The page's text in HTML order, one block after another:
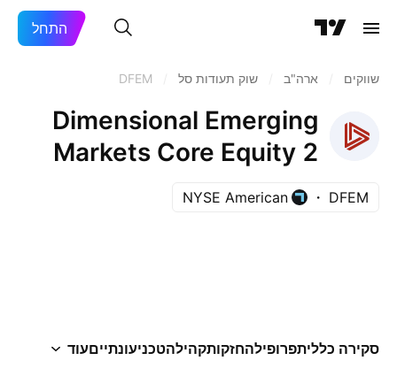
התחל
שווקים ארה"ב‏ שוק תעודות סל DFEM
Dimensional Emerging
Markets Core Equity 2
ETF
DFEM
NYSE American
סקירה כלליתפרופילהחזקותקהילהטכניעונתייםעוד